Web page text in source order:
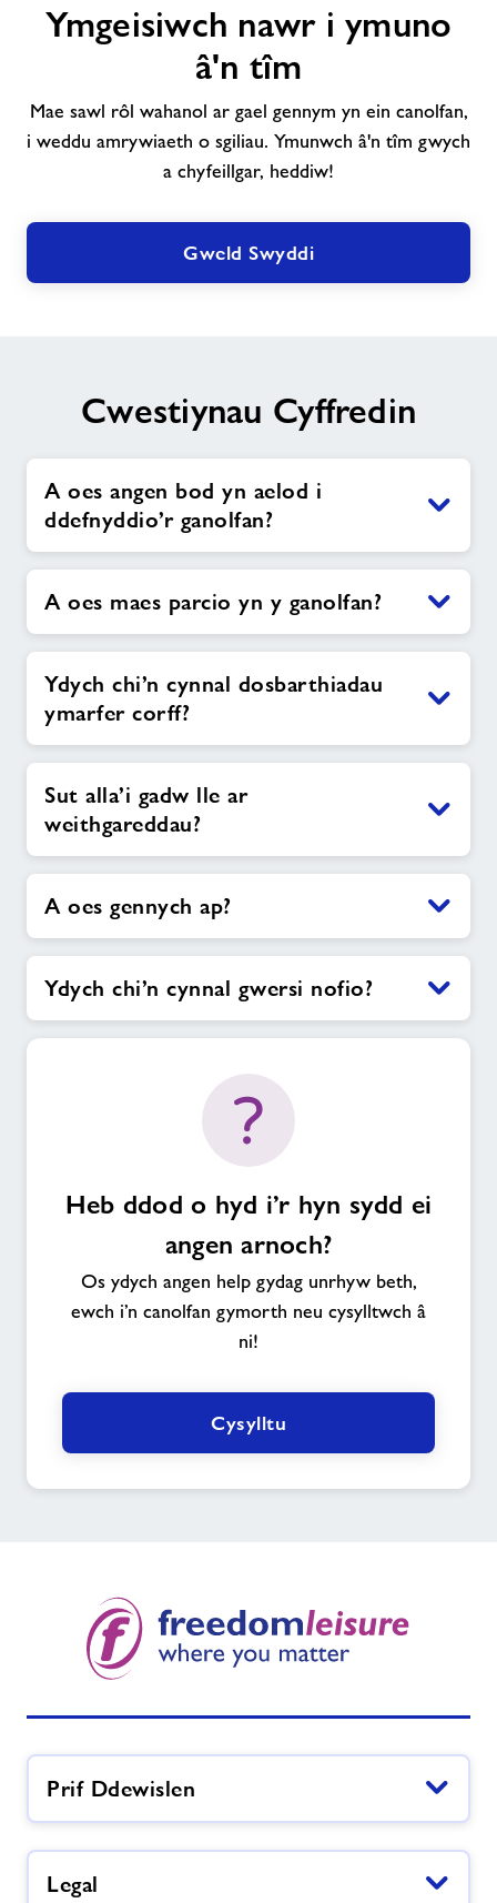
nawr
tîm
Ymgeisiwch nawr i ymuno
â'n tîm
Mae sawl rôl wahanol ar gael gennym yn ein canolfan,
i weddu amrywiaeth o sgiliau. Ymunwch â'n tîm gwych
a chyfeillgar, heddiw!
Gweld Swyddi
Cwestiynau Cyffredin
A oes angen bod yn aelod i
ddefnyddio’r ganolfan?
A oes maes parcio yn y ganolfan?
Ydych chi’n cynnal dosbarthiadau
ymarfer corff?
Sut alla’i gadw lle ar
weithgareddau?
A oes gennych ap?
Ydych chi’n cynnal gwersi nofio?
Heb ddod o hyd i’r hyn sydd ei
angen arnoch?
Os ydych angen help gydag unrhyw beth,
ewch i’n canolfan gymorth neu cysylltwch â
ni!
Cysylltu
Prif Ddewislen
Legal